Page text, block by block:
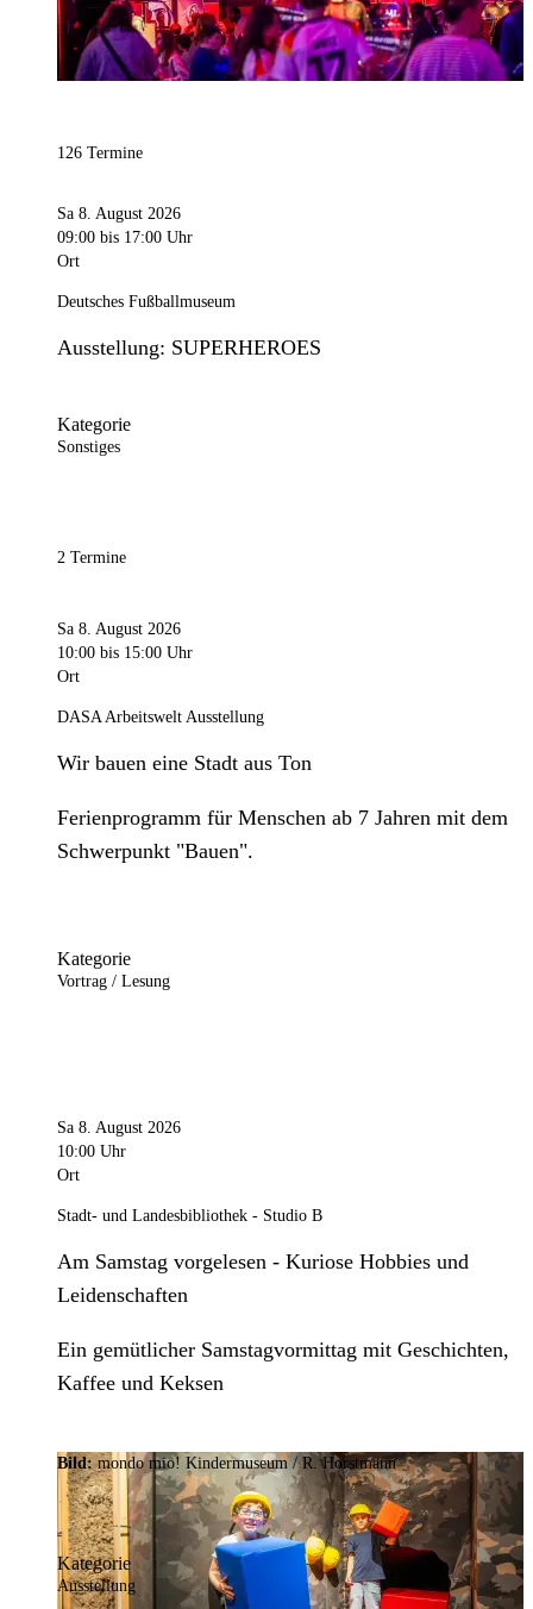
126 Termine
Sa 8. August 2026
09:00 bis 17:00 Uhr
Ort
Deutsches Fußballmuseum
Ausstellung: SUPERHEROES
Kategorie
Sonstiges
2 Termine
Sa 8. August 2026
10:00 bis 15:00 Uhr
Ort
DASA Arbeitswelt Ausstellung
Wir bauen eine Stadt aus Ton
Ferienprogramm für Menschen ab 7 Jahren mit dem
Schwerpunkt "Bauen".
Kategorie
Vortrag / Lesung
Sa 8. August 2026
10:00 Uhr
Ort
Stadt- und Landesbibliothek - Studio B
Am Samstag vorgelesen - Kuriose Hobbies und
Leidenschaften
Ein gemütlicher Samstagvormittag mit Geschichten,
Kaffee und Keksen
Bild:mondo mio! Kindermuseum / R. Horstmann
Kategorie
Ausstellung